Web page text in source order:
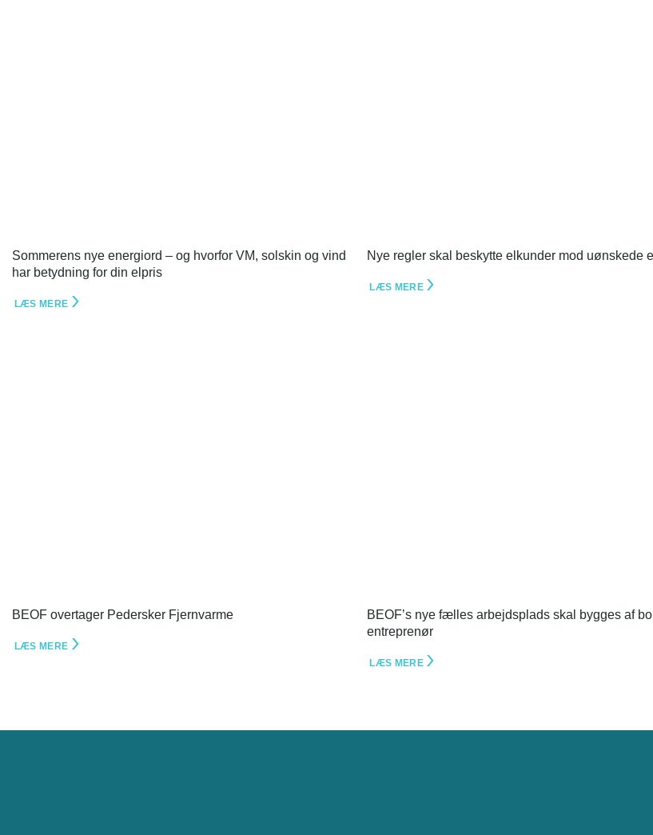
Sommerens nye energiord – og hvorfor VM, solskin og vind
har betydning for din elpris
LÆS MERE
Nye regler skal beskytte elkunder mod uønskede
LÆS MERE
BEOF overtager Pedersker Fjernvarme
LÆS MERE
BEOF’s nye fælles arbejdsplads skal bygges af
entreprenør
LÆS MERE